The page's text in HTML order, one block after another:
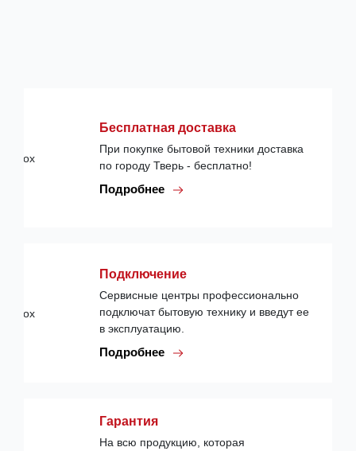
Бесплатная доставка
При покупке бытовой техники доставка
по городу Тверь - бесплатно!
Подробнее
Подключение
Сервисные центры профессионально
подключат бытовую технику и введут ее
в эксплуатацию.
Подробнее
Гарантия
На всю продукцию, которая